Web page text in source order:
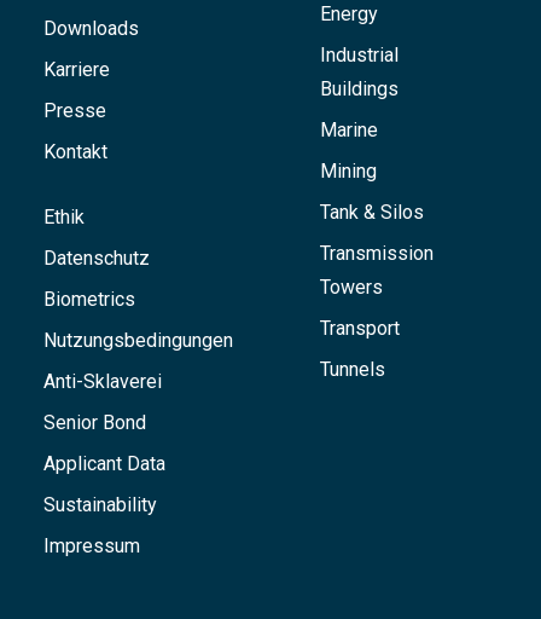
Downloads
Karriere
Presse
Kontakt
Ethik
Datenschutz
Biometrics
Nutzungsbedingungen
Anti-Sklaverei
Senior Bond
Applicant Data
Sustainability
Impressum
Energy
Industrial
Buildings
Marine
Mining
Tank & Silos
Transmission
Towers
Transport
Tunnels